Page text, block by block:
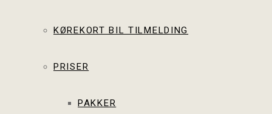
KØREKORT BIL TILMELDING
PRISER
PAKKER